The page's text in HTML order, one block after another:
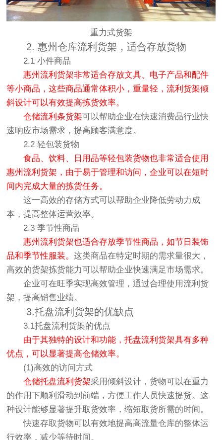
重力式货架
2. 惠州仓库流利货架，适合存放货物
2.1 小件商品
惠州流利货架非常适合存放文具、电子产品和配件
等小商品，这些商品通常体积小，重量轻，流利货架倾
斜设计可以有效提高拣货效率。
仓储流利条货架可以帮助企业在快速消费品行业快
速响应市场需求，提高顾客满意度。
2.2 轻包装货物
食品、饮料、日用品等轻包装货物也非常适合使用
惠州流利货架，由于易于管理和访问，企业可以在短时
间内完成大量的拣货任务。
这一高效的存储方式可以帮助企业降低劳动力成
本，提高整体运营效率。
2.3 季节性商品
惠州流利货架也适合存放季节性商品，如节日装饰
品和季节性服装。这类商品在特定时期的需求量很大，
高效的货架拣货能力可以帮助企业快速满足市场需求。
企业可在旺季实现高效管理，通过合理使用流利货
架，提高销售业绩。
3.托盘流利货架的优缺点
3.1托盘流利货架的优点
由于其独特的设计和功能，托盘流利货架具有多种
优点，可以显著提高仓储效率。
(1)高效的访问方式
仓储托盘流利货架采用倾斜设计，货物可以在重力
的作用下顺利滑动到前端，方便工作人员快速提货。这
种设计能够显著提升取货效率，缩短取货所需的时间。
快速存取货物可以有效地提高高流量仓库的整体运
行效率，减少等待时间。